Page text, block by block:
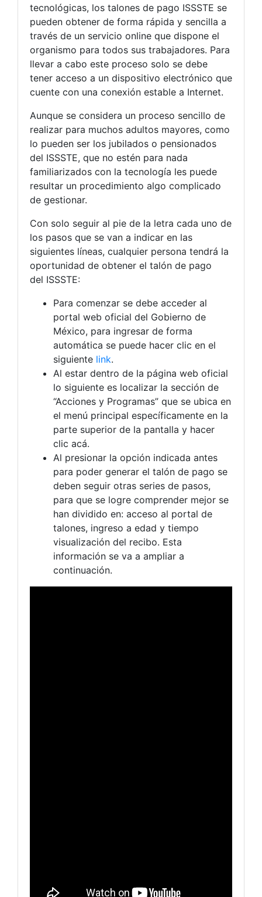
tecnológicas, los talones de pago ISSSTE se
pueden obtener de forma rápida y sencilla a
través de un servicio online que dispone el
organismo para todos sus trabajadores. Para
llevar a cabo este proceso solo se debe
tener acceso a un dispositivo electrónico que
cuente con una conexión estable a Internet.
Aunque se considera un proceso sencillo de
realizar para muchos adultos mayores, como
lo pueden ser los jubilados o pensionados
del ISSSTE, que no estén para nada
familiarizados con la tecnología les puede
resultar un procedimiento algo complicado
de gestionar.
Con solo seguir al pie de la letra cada uno de
los pasos que se van a indicar en las
siguientes líneas, cualquier persona tendrá la
oportunidad de obtener el talón de pago
del ISSSTE:
Para comenzar se debe acceder al
portal web oficial del Gobierno de
México, para ingresar de forma
automática se puede hacer clic en el
siguiente link.
Al estar dentro de la página web oficial
lo siguiente es localizar la sección de
“Acciones y Programas” que se ubica en
el menú principal específicamente en la
parte superior de la pantalla y hacer
clic acá.
Al presionar la opción indicada antes
para poder generar el talón de pago se
deben seguir otras series de pasos,
para que se logre comprender mejor se
han dividido en: acceso al portal de
talones, ingreso a edad y tiempo
visualización del recibo. Esta
información se va a ampliar a
continuación.